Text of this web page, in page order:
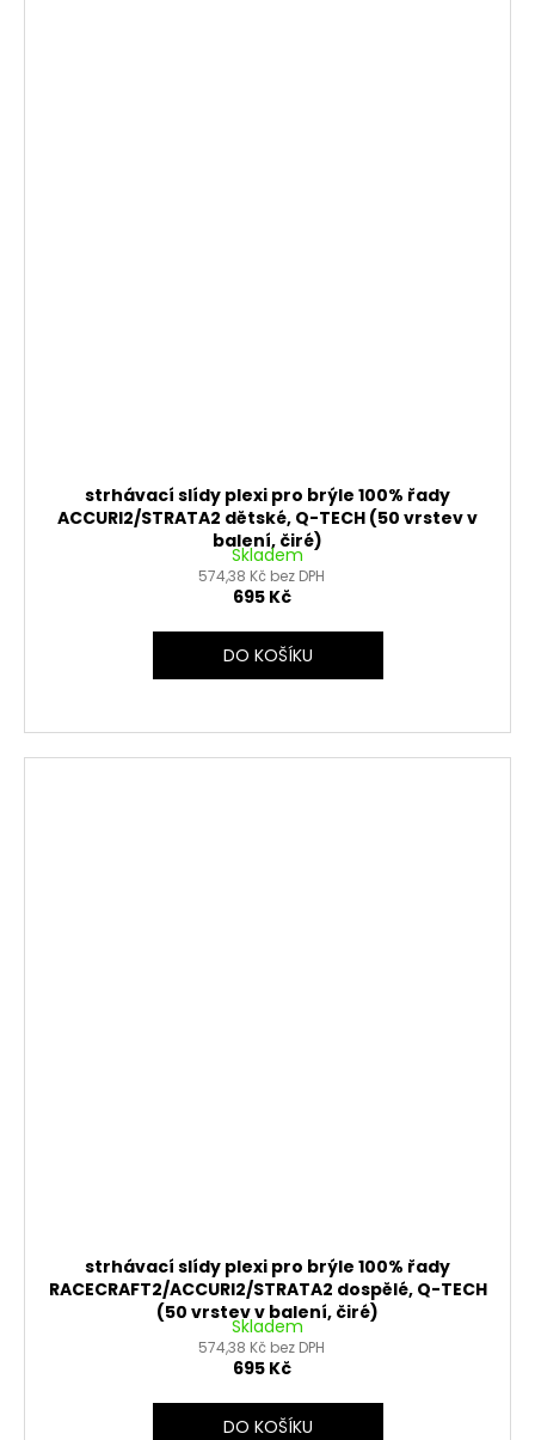
strhávací slídy plexi pro brýle 100% řady
ACCURI2/STRATA2 dětské, Q-TECH (50 vrstev v
balení, čiré)
Skladem
574,38 Kč bez DPH
695 Kč
DO KOŠÍKU
strhávací slídy plexi pro brýle 100% řady
RACECRAFT2/ACCURI2/STRATA2 dospělé, Q-TECH
(50 vrstev v balení, čiré)
Skladem
574,38 Kč bez DPH
695 Kč
DO KOŠÍKU